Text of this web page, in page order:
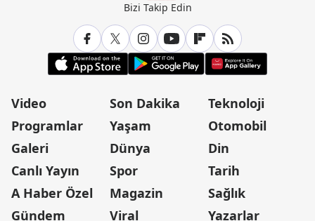
Bizi Takip Edin
Video
Programlar
Galeri
Canlı Yayın
A Haber Özel
Gündem
Son Dakika
Yaşam
Dünya
Spor
Magazin
Viral
Teknoloji
Otomobil
Din
Tarih
Sağlık
Yazarlar